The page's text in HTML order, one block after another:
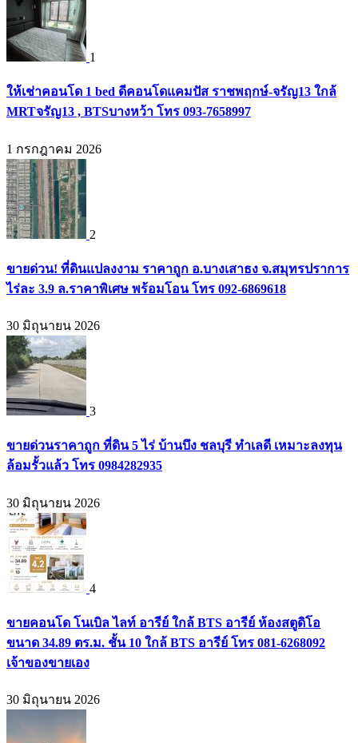
1
ให้เช่าคอนโด 1 bed ดีคอนโดแคมปัส ราชพฤกษ์-จรัญ13 ใกล้
MRTจรัญ13 , BTSบางหว้า โทร 093-7658997
1 กรกฎาคม 2026
2
ขายด่วน! ที่ดินแปลงงาม ราคาถูก อ.บางเสาธง จ.สมุทรปราการ
ไร่ละ 3.9 ล.ราคาพิเศษ พร้อมโอน โทร 092-6869618
30 มิถุนายน 2026
3
ขายด่วนราคาถูก ที่ดิน 5 ไร่ บ้านบึง ชลบุรี ทำเลดี เหมาะลงทุน
ล้อมรั้วแล้ว โทร 0984282935
30 มิถุนายน 2026
4
ขายคอนโด โนเบิล ไลท์ อารีย์ ใกล้ BTS อารีย์ ห้องสตูดิโอ
ขนาด 34.89 ตร.ม. ชั้น 10 ใกล้ BTS อารีย์ โทร 081-6268092
เจ้าของขายเอง
30 มิถุนายน 2026